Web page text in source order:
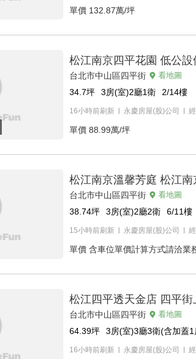
單價 132.87萬/坪
松江南京四平花園 低公
台北市中山區四平街 看地圖
34.7坪 3房(室)2廳1衛 2/14樓
16小時前刷新 永慶房屋(股)公司
單價 88.99萬/坪
松江南京溫馨芳庭 松江
台北市中山區四平街 看地圖
38.74坪 3房(室)2廳2衛 6/11樓
15小時前刷新 永慶房屋(股)公司
單價 含車位單價計算方式請洽業
松江四平透天金店 四平街
台北市中山區四平街 看地圖
64.39坪 3房(室)3廳3衛(含加蓋
16小時前刷新 永慶房屋(股)公司